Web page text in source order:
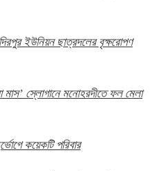
ইউনিয়ন ছাত্রদলের বৃক্ষরোপণ
স্লোগানে মনোহরদীতে ফল মেলা
কয়েকটি পরিবার